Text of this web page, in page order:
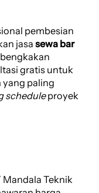
pembesian
jasa sewa bar
gratis untuk
yang paling
scheduleproyek
Teknik